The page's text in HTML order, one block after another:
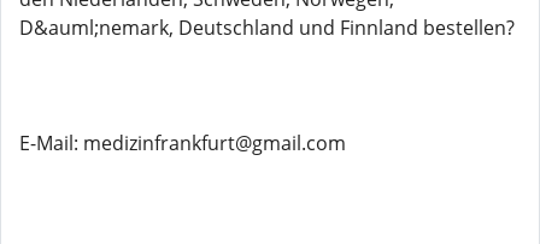
D&auml;nemark, Deutschland und Finnland bestellen?
E-Mail: medizinfrankfurt@gmail.com